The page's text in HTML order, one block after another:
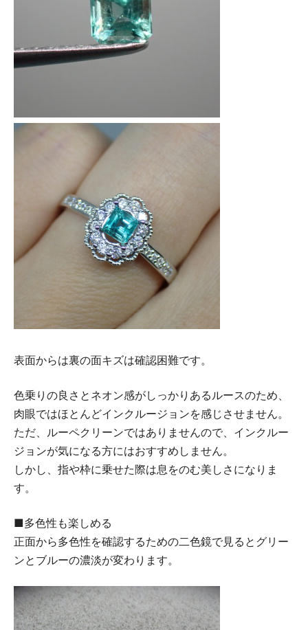
表面からは裏の面キズは確認困難です。
色乗りの良さとネオン感がしっかりあるルースのため、
肉眼ではほとんどインクルージョンを感じさせません。
ただ、ルーペクリーンではありませんので、インクルー
ジョンが気になる方にはおすすめしません。
しかし、指や枠に乗せた際は息をのむ美しさになりま
す。
■多色性も楽しめる
正面から多色性を確認するための二色鏡で見るとグリー
ンとブルーの濃淡が変わります。